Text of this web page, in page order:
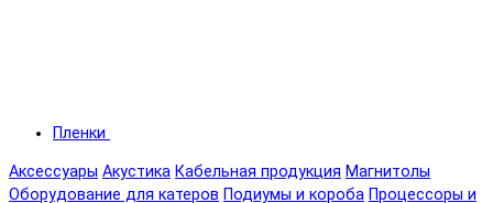
Пленки
Аксессуары Акустика Кабельная продукция Магнитолы
Оборудование для катеров Подиумы и короба Процессоры и